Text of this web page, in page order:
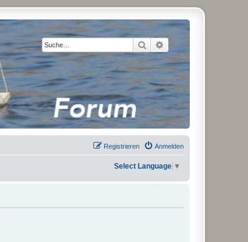
Suche Erweiterte Suche
Anmelden
Registrieren
Select Language ▼